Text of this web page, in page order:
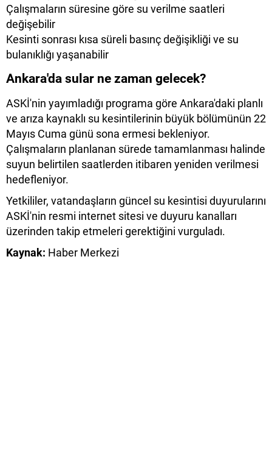
Çalışmaların süresine göre su verilme saatleri
değişebilir
Kesinti sonrası kısa süreli basınç değişikliği ve su
bulanıklığı yaşanabilir
Ankara'da sular ne zaman gelecek?
ASKİ'nin yayımladığı programa göre Ankara'daki planlı
ve arıza kaynaklı su kesintilerinin büyük bölümünün 22
Mayıs Cuma günü sona ermesi bekleniyor.
Çalışmaların planlanan sürede tamamlanması halinde
suyun belirtilen saatlerden itibaren yeniden verilmesi
hedefleniyor.
Yetkililer, vatandaşların güncel su kesintisi duyurularını
ASKİ'nin resmi internet sitesi ve duyuru kanalları
üzerinden takip etmeleri gerektiğini vurguladı.
Kaynak: Haber Merkezi